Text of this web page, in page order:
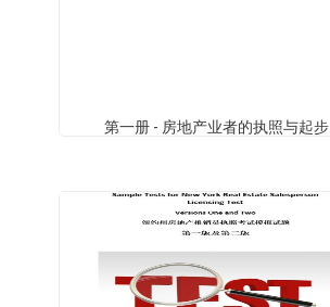
第一册 - 房地产业者的执照与起步